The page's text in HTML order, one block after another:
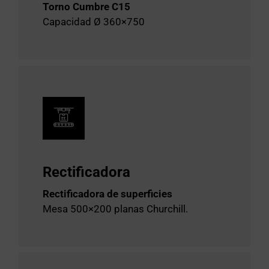
Torno Cumbre C15
Capacidad Ø 360×750
Rectificadora
Rectificadora de superficies
Mesa 500×200 planas Churchill.